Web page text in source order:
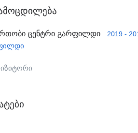
ცენტრი გარფილდი 2019 -